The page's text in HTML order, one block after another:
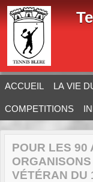
ACCUEIL LA VIE
COMPETITIONS
POUR LES 90
VÉTÉRAN DU
Panneau de gestion